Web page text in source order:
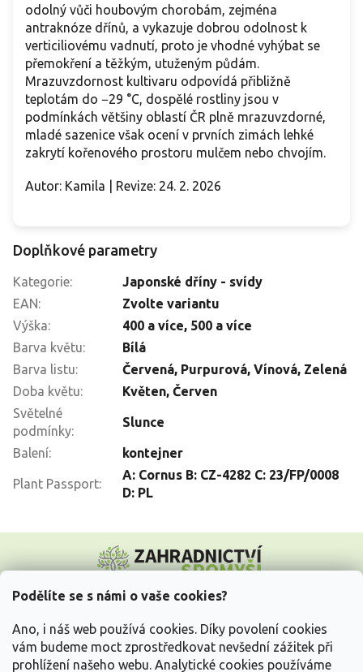
Podělíte se s námi o vaše cookies?
Ano, i náš web používá cookies. Díky povolení cookies
vám budeme moct zprostředkovat nevšední zážitek při
prohlížení našeho webu. Analytické cookies používáme
odolný vůči houbovým chorobám, zejména
antraknóze dřínů, a vykazuje dobrou odolnost k
verticiliovému vadnutí, proto je vhodné vyhýbat se
přemokření a těžkým, utuženým půdám.
Mrazuvzdornost kultivaru odpovídá přibližně
teplotám do −29 °C, dospělé rostliny jsou v
podmínkách většiny oblastí ČR plně mrazuvzdorné,
mladé sazenice však ocení v prvních zimách lehké
zakrytí kořenového prostoru mulčem nebo chvojím.
Autor: Kamila | Revize: 24. 2. 2026
Doplňkové parametry
Kategorie:
Japonské dříny - svídy
EAN:
Zvolte variantu
Výška: 400 a více, 500 a více
Barva květu:
Bílá
Barva listu:
Červená, Purpurová, Vínová, Zelená
Doba květu: Květen, Červen
Světelné
podmínky:
Slunce
Balení: kontejner
Plant Passport:
A: Cornus B: CZ-4282 C: 23/FP/0008
D: PL
p
Vše o nákupu
Informace pro Vás